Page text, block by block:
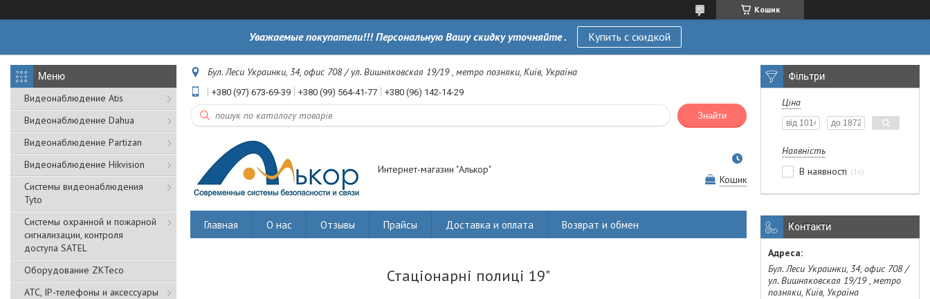
Кошик
Уважаемые покупатели!!! Персональную Вашу скидку уточняйте . Купить с скидкой
Видеонаблюдение Atis
Видеонаблюдение Dahua
Видеонаблюдение Partizan
Видеонаблюдение Hikvision
Системы видеонаблюдения
Tyto
Cистемы охранной и пожарной
сигнализации, контроля
доступа SATEL
Оборудование ZKTeco
АТС, IP-телефоны и аксессуары
Бул. Леси Украинки, 34, офис 708 / ул. Вишняковская 19/19 , метро позняки, Київ, Україна
+380 (97) 673-69-39 +380 (99) 564-41-77 +380 (96) 142-14-29
Знайти
Интернет-магазин "Алькор"
Кошик
Главная О нас Отзывы Прайсы Доставка и оплата Возврат и обмен
Стаціонарні полиці 19"
Фільтри
Ціна
Наявність
В наявності
16
Контакти
Бул. Леси Украинки, 34, офис 708 /
ул. Вишняковская 19/19 , метро
позняки, Київ, Україна